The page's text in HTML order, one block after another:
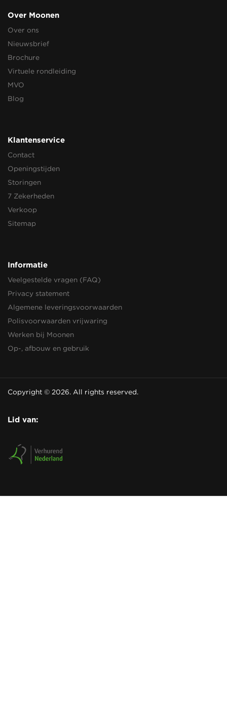
Over Moonen
Over ons
Nieuwsbrief
Brochure
Virtuele rondleiding
MVO
Blog
Klantenservice
Contact
Openingstijden
Storingen
7 Zekerheden
Verkoop
Sitemap
Informatie
Veelgestelde vragen (FAQ)
Privacy statement
Algemene leveringsvoorwaarden
Polisvoorwaarden vrijwaring
Werken bij Moonen
Op-, afbouw en gebruik
Copyright © 2026. All rights reserved.
Lid van: